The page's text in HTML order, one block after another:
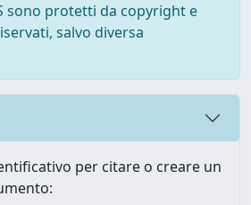
sono protetti da copyright e
salvo diversa
per citare o creare un